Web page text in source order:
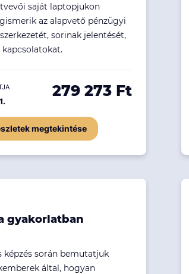
Ingatlanpiac
Fenntarthatóság
saját laptopjukon
az alapvető pénzügyi
sorinak jelentését,
279 273 Ft
megtekintése
gyakorlatban
képzés során bemutatjuk
által, hogyan